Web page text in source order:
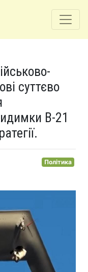
суттєво
B-21
Політика